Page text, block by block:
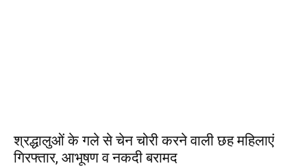
श्रद्धालुओं के गले से चेन चोरी करने वाली छह महिलाएं
गिरफ्तार, आभूषण व नकदी बरामद